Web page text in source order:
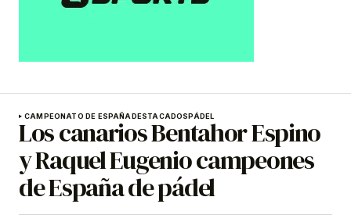
CAMPEONATO DE ESPAÑADESTACADOSPÁDEL
Los canarios Bentahor Espino
y Raquel Eugenio campeones
de España de pádel